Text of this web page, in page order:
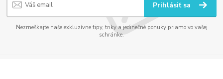
Prihlásiť sa
Nezmeškajte naše exkluzívne tipy, triky a jedinečné ponuky priamo vo vašej
schránke.